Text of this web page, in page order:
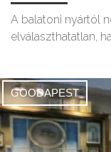
A balatoni nyártól
elválaszthatatlan,
GOODAPEST